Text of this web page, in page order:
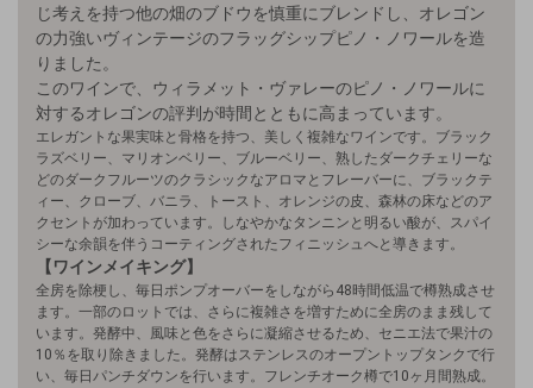
じ考えを持つ他の畑のブドウを慎重にブレンドし、オレゴン
の力強いヴィンテージのフラッグシップピノ・ノワールを造
りました。
このワインで、ウィラメット・ヴァレーのピノ・ノワールに
対するオレゴンの評判が時間とともに高まっています。
エレガントな果実味と骨格を持つ、美しく複雑なワインです。ブラック
ラズベリー、マリオンベリー、ブルーベリー、熟したダークチェリーな
どのダークフルーツのクラシックなアロマとフレーバーに、ブラックテ
ィー、クローブ、バニラ、トースト、オレンジの皮、森林の床などのア
クセントが加わっています。しなやかなタンニンと明るい酸が、スパイ
シーな余韻を伴うコーティングされたフィニッシュへと導きます。
【ワインメイキング】
全房を除梗し、毎日ポンプオーバーをしながら48時間低温で樽熟成させ
ます。一部のロットでは、さらに複雑さを増すために全房のまま残して
います。発酵中、風味と色をさらに凝縮させるため、セニエ法で果汁の
10％を取り除きました。発酵はステンレスのオープントップタンクで行
い、毎日パンチダウンを行います。フレンチオーク樽で10ヶ月間熟成。